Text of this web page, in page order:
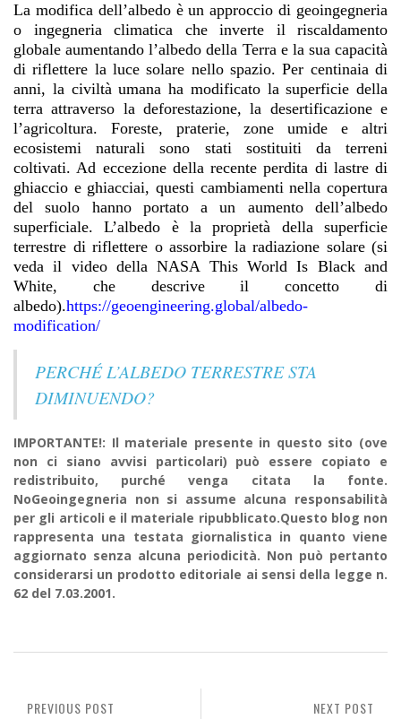
La modifica dell’albedo è un approccio di geoingegneria
o ingegneria climatica che inverte il riscaldamento
globale aumentando l’albedo della Terra e la sua capacità
di riflettere la luce solare nello spazio. Per centinaia di
anni, la civiltà umana ha modificato la superficie della
terra attraverso la deforestazione, la desertificazione e
l’agricoltura. Foreste, praterie, zone umide e altri
ecosistemi naturali sono stati sostituiti da terreni
coltivati. Ad eccezione della recente perdita di lastre di
ghiaccio e ghiacciai, questi cambiamenti nella copertura
del suolo hanno portato a un aumento dell’albedo
superficiale. L’albedo è la proprietà della superficie
terrestre di riflettere o assorbire la radiazione solare (si
veda il video della NASA This World Is Black and
White, che descrive il concetto di
albedo).https://geoengineering.global/albedo-
modification/
PERCHÉ L’ALBEDO TERRESTRE STA
DIMINUENDO?
IMPORTANTE!: Il materiale presente in questo sito (ove
non ci siano avvisi particolari) può essere copiato e
redistribuito, purché venga citata la fonte.
NoGeoingegneria non si assume alcuna responsabilità
per gli articoli e il materiale ripubblicato.Questo blog non
rappresenta una testata giornalistica in quanto viene
aggiornato senza alcuna periodicità. Non può pertanto
considerarsi un prodotto editoriale ai sensi della legge n.
62 del 7.03.2001.
NEXT POST
PREVIOUS POST